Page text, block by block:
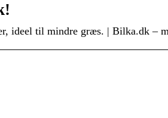
ideel til mindre græs. | Bilka.dk –